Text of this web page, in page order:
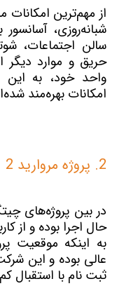
شبانه‌روزی،
سالن اجتماعات،
حریق و موارد دیگر
واحد خود، به این
امکانات بهره‌مند
2. پروژه مروارید 2
در بین پروژه‌های
حال اجرا بوده و از
به اینکه موقعیت
عالی بوده و این
ثبت نام با استقبال